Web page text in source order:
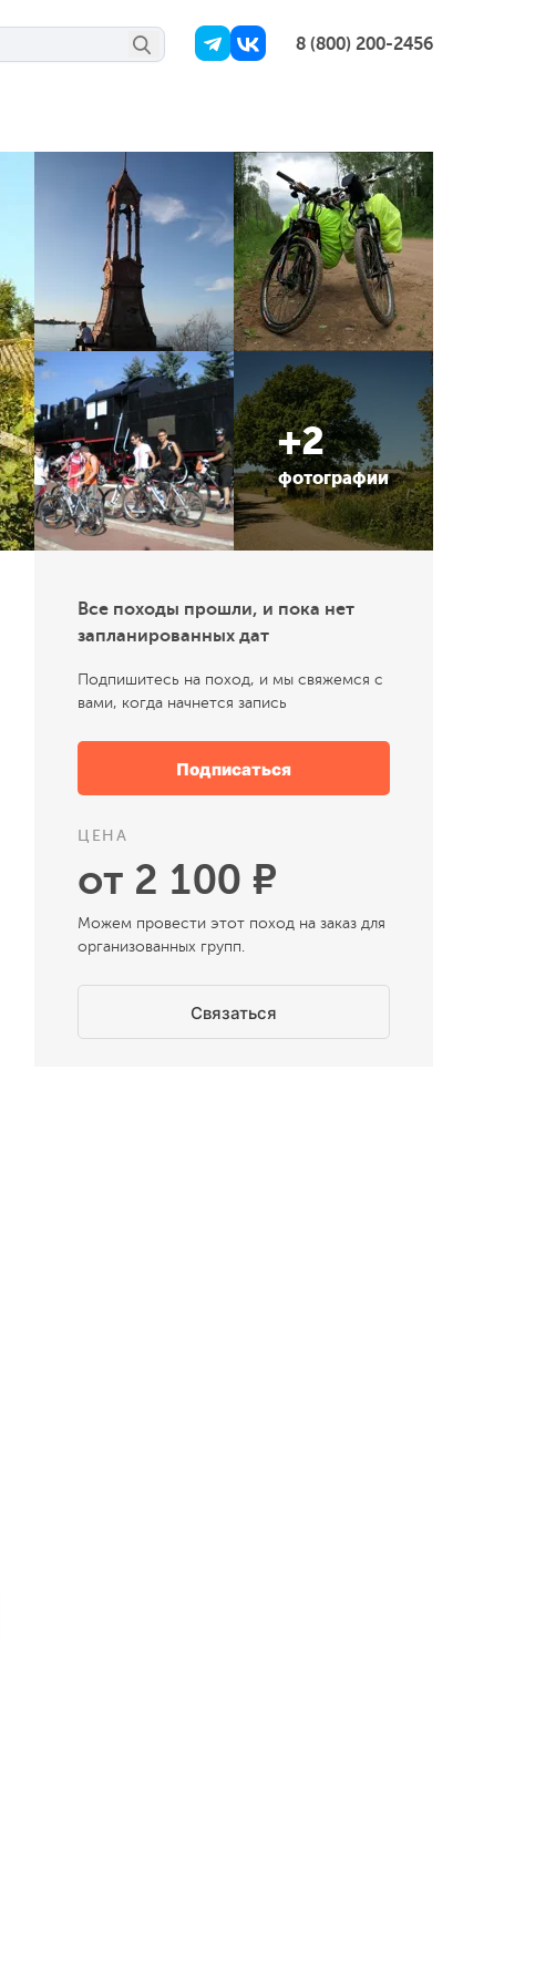
8 (800) 200-2456
+2
фотографии
Все походы прошли, и пока нет
запланированных дат
Подпишитесь на поход, и мы свяжемся с
вами, когда начнется запись
Подписаться
ЦЕНА
от 2 100 ₽
Можем провести этот поход на заказ для
организованных групп.
Связаться